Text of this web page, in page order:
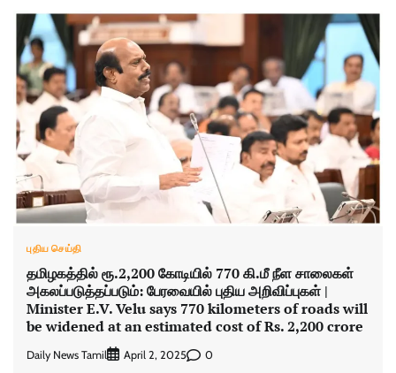
புதிய செய்தி
தமிழகத்தில் ரூ.2,200 கோடியில் 770 கி.மீ நீள சாலைகள்
அகலப்படுத்தப்படும்: பேரவையில் புதிய அறிவிப்புகள் |
Minister E.V. Velu says 770 kilometers of roads will
be widened at an estimated cost of Rs. 2,200 crore
Daily News Tamil April 2, 2025 0